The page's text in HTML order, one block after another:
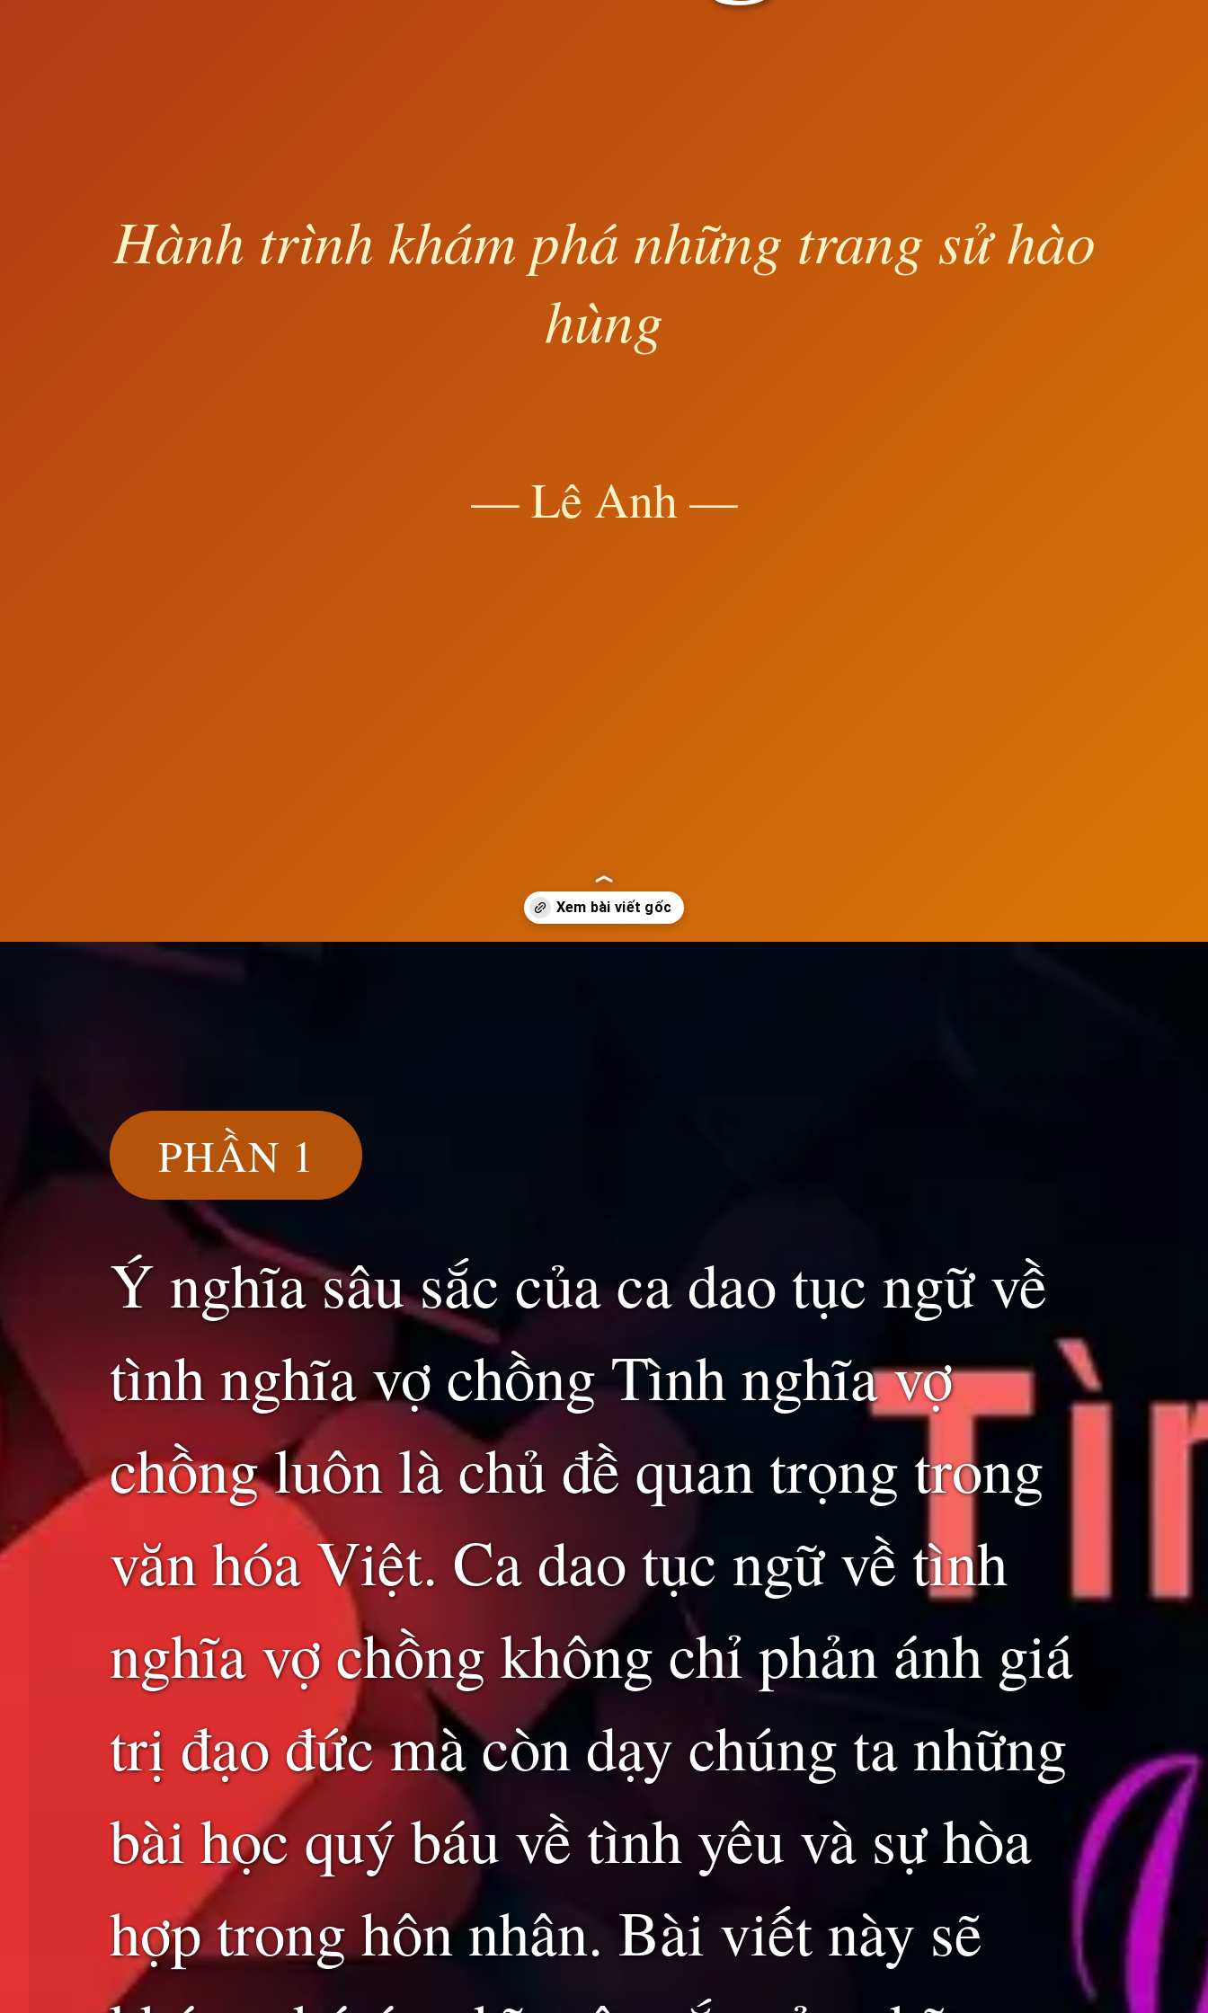
Hành trình khám phá những trang sử hào
hùng
— Lê Anh —
PHẦN 1
Ý nghĩa sâu sắc của ca dao tục ngữ về
tình nghĩa vợ chồng Tình nghĩa vợ
chồng luôn là chủ đề quan trọng trong
văn hóa Việt. Ca dao tục ngữ về tình
nghĩa vợ chồng không chỉ phản ánh giá
trị đạo đức mà còn dạy chúng ta những
bài học quý báu về tình yêu và sự hòa
hợp trong hôn nhân. Bài viết này sẽ